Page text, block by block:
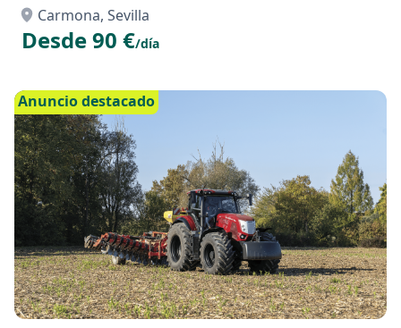
Carmona, Sevilla
Desde 90 €/día
Anuncio destacado